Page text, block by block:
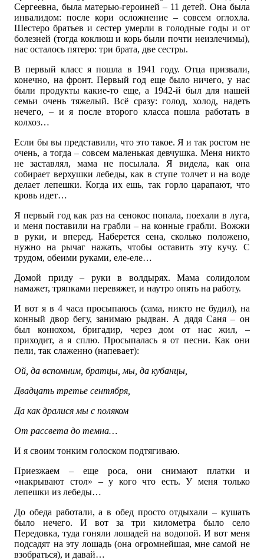
Сергеевна, была матерью-героиней – 11 детей. Она была
инвалидом: после кори осложнение – совсем оглохла.
Шестеро братьев и сестер умерли в голодные годы и от
болезней (тогда коклюш и корь были почти неизлечимы),
нас осталось пятеро: три брата, две сестры.
В первый класс я пошла в 1941 году. Отца призвали,
конечно, на фронт. Первый год еще было ничего, у нас
были продукты какие-то еще, а 1942-й был для нашей
семьи очень тяжелый. Всё сразу: голод, холод, надеть
нечего, – и я после второго класса пошла работать в
колхоз…
Если бы вы представили, что это такое. Я и так ростом не
очень, а тогда – совсем маленькая девчушка. Меня никто
не заставлял, мама не посылала. Я видела, как она
собирает верхушки лебеды, как в ступе толчет и на воде
делает лепешки. Когда их ешь, так горло царапают, что
кровь идет…
Я первый год как раз на сенокос попала, поехали в луга,
и меня поставили на грабли – на конные грабли. Вожжи
в руки, и вперед. Наберется сена, сколько положено,
нужно на рычаг нажать, чтобы оставить эту кучу. С
трудом, обеими руками, еле-еле…
Домой приду – руки в волдырях. Мама солидолом
намажет, тряпками перевяжет, и наутро опять на работу.
И вот я в 4 часа просыпаюсь (сама, никто не будил), на
конный двор бегу, занимаю рыдван. А дядя Саня – он
был конюхом, бригадир, через дом от нас жил, –
приходит, а я сплю. Просыпалась я от песни. Как они
пели, так слаженно (напевает):
Ой, да вспомним, братцы, мы, да кубанцы,
Двадцать третье сентября,
Да как дралися мы с поляком
От рассвета до темна…
И я своим тонким голоском подтягиваю.
Приезжаем – еще роса, они снимают платки и
«накрывают стол» – у кого что есть. У меня только
лепешки из лебеды…
До обеда работали, а в обед просто отдыхали – кушать
было нечего. И вот за три километра было село
Передовка, туда гоняли лошадей на водопой. И вот меня
подсадят на эту лошадь (она огромнейшая, мне самой не
взобраться), и давай…